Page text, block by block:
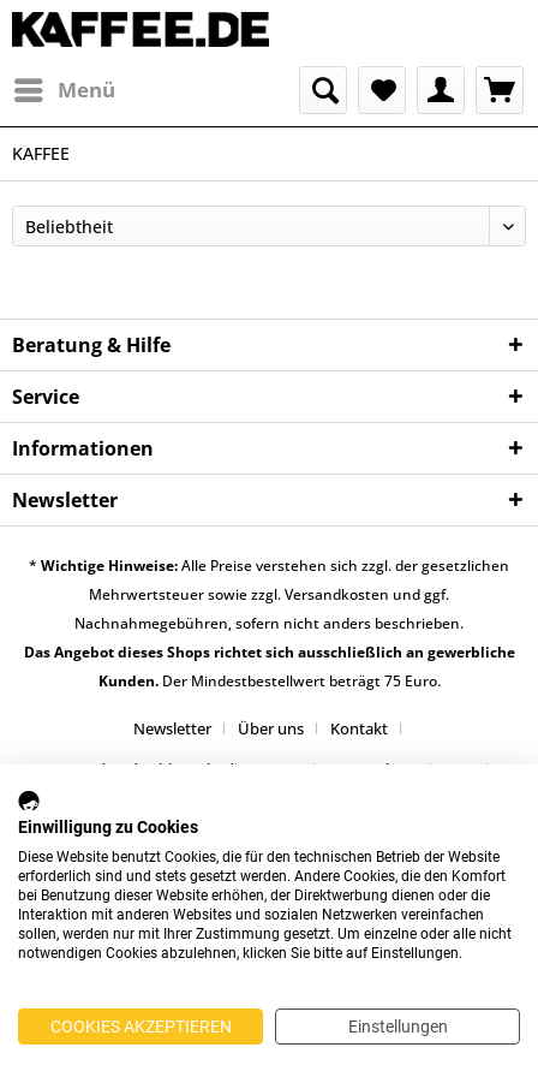
Menü
KAFFEE
Beratung & Hilfe
Service
Informationen
Newsletter
* Wichtige Hinweise:Alle Preise verstehen sich zzgl. der gesetzlichen
Mehrwertsteuer sowie zzgl.Versandkosten und ggf.
Nachnahmegebühren, sofern nicht anders beschrieben.
Das Angebot dieses Shops richtet sich ausschließlich an gewerbliche
Kunden.Der Mindestbestellwert beträgt 75 Euro.
Newsletter Über uns
Kontakt
Versand und Zahlungsbedingungen
Datenschutz
Einwilligung zu Cookies
Diese Website benutzt Cookies, die für den technischen Betrieb der Website
erforderlich sind und stets gesetzt werden. Andere Cookies, die den Komfort
bei Benutzung dieser Website erhöhen, der Direktwerbung dienen oder die
Interaktion mit anderen Websites und sozialen Netzwerken vereinfachen
sollen, werden nur mit Ihrer Zustimmung gesetzt. Um einzelne oder alle nicht
notwendigen Cookies abzulehnen, klicken Sie bitte auf Einstellungen.
COOKIES AKZEPTIEREN Einstellungen